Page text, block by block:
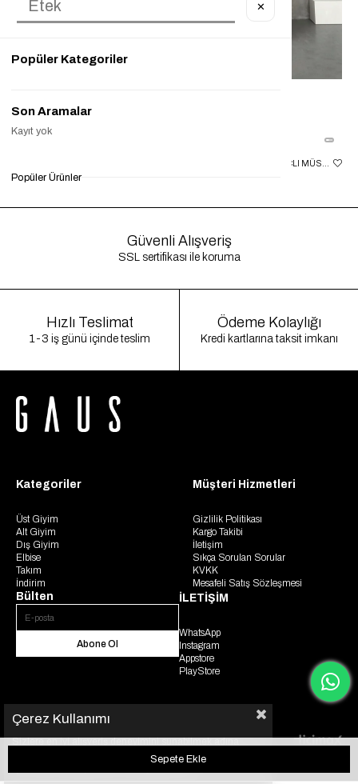
₺399,90
₺899,90
Güvenli Alışveriş
SSL sertifikası ile koruma
Hızlı Teslimat
1-3 iş günü içinde teslim
Ödeme Kolaylığı
Kredi kartlarına taksit imkanı
Kategoriler
Üst Giyim
Alt Giyim
Dış Giyim
Elbise
Takım
İndirim
Müşteri Hizmetleri
Gizlilik Politikası
Kargo Takibi
İletişim
Sıkça Sorulan Sorular
KVKK
Mesafeli Satış Sözleşmesi
Bülten
Abone Ol
İLETİŞİM
WhatsApp
Instagram
Appstore
PlayStore
Çerez Kullanımı
sitemizde çerezler(cookies) kullanmaktayız. Detaylı bilgi
✕
Popüler Kategoriler
Son Aramalar
Kayıt yok
Popüler Ürünler